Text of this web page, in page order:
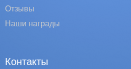
Отзывы
Наши награды
Контакты